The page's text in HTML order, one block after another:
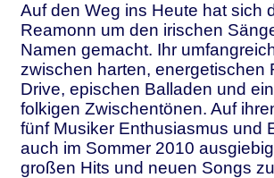
Auf den Weg ins Heute hat sich
Reamonn um den irischen
Namen gemacht. Ihr
zwischen harten, energetischen
Drive, epischen Balladen und
folkigen Zwischentönen. Auf
fünf Musiker Enthusiasmus und
auch im Sommer 2010
großen Hits und neuen Songs